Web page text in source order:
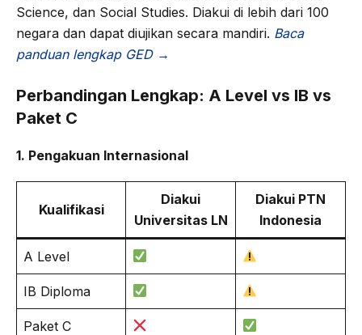
Science, dan Social Studies. Diakui di lebih dari 100
negara dan dapat diujikan secara mandiri. Baca
panduan lengkap GED →
Perbandingan Lengkap: A Level vs IB vs
Paket C
1. Pengakuan Internasional
Kualifikasi
Diakui
Universitas LN
Diakui PTN
Indonesia
A Level
IB Diploma
Paket C